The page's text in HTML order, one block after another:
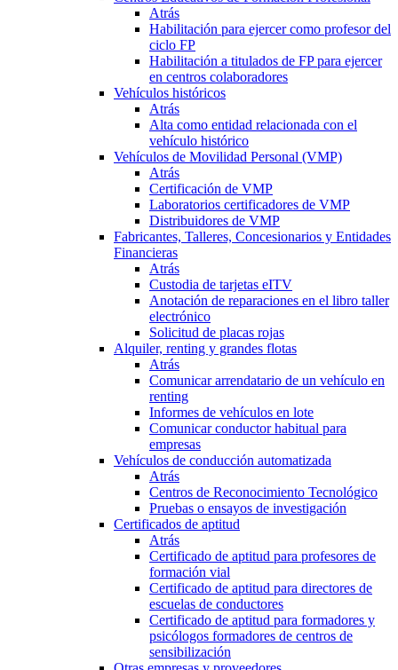
Atrás
Habilitación para ejercer como profesor del
ciclo FP
Habilitación a titulados de FP para ejercer
en centros colaboradores
Vehículos históricos
Atrás
Alta como entidad relacionada con el
vehículo histórico
Vehículos de Movilidad Personal (VMP)
Atrás
Certificación de VMP
Laboratorios certificadores de VMP
Distribuidores de VMP
Fabricantes, Talleres, Concesionarios y Entidades
Financieras
Atrás
Custodia de tarjetas eITV
Anotación de reparaciones en el libro taller
electrónico
Solicitud de placas rojas
Alquiler, renting y grandes flotas
Atrás
Comunicar arrendatario de un vehículo en
renting
Informes de vehículos en lote
Comunicar conductor habitual para
empresas
Vehículos de conducción automatizada
Atrás
Centros de Reconocimiento Tecnológico
Pruebas o ensayos de investigación
Certificados de aptitud
Atrás
Certificado de aptitud para profesores de
formación vial
Certificado de aptitud para directores de
escuelas de conductores
Certificado de aptitud para formadores y
psicólogos formadores de centros de
sensibilización